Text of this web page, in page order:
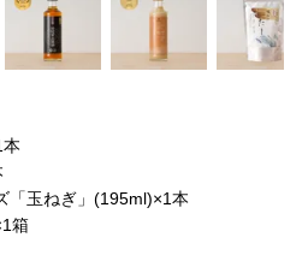
「玉ねぎ」(195ml)×1本
箱